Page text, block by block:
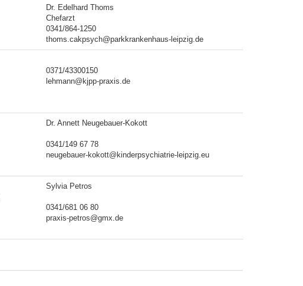
Dr. Edelhard Thoms
Chefarzt
0341/864-1250
thoms.cakpsych@parkkrankenhaus-leipzig.de
0371/43300150
lehmann@kjpp-praxis.de
Dr. Annett Neugebauer-Kokott
0341/149 67 78
neugebauer-kokott@kinderpsychiatrie-leipzig.eu
Sylvia Petros
0341/681 06 80
praxis-petros@gmx.de